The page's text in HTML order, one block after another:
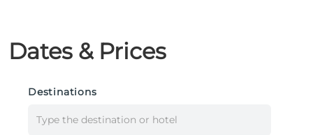
Dates & Prices
Destinations
Type the destination or hotel